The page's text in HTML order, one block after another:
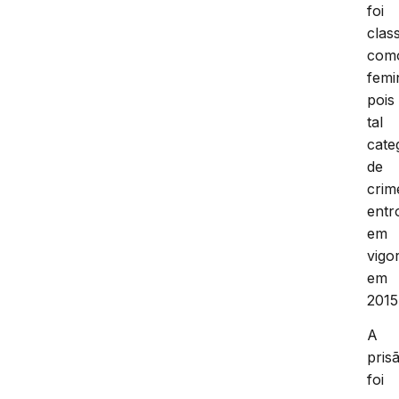
foi
pois
tal
de
em
em
A
foi